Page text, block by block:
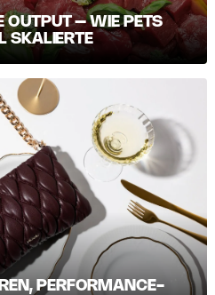
OUTPUT – WIE PETS
SKALIERTE
PERFORMANCE-